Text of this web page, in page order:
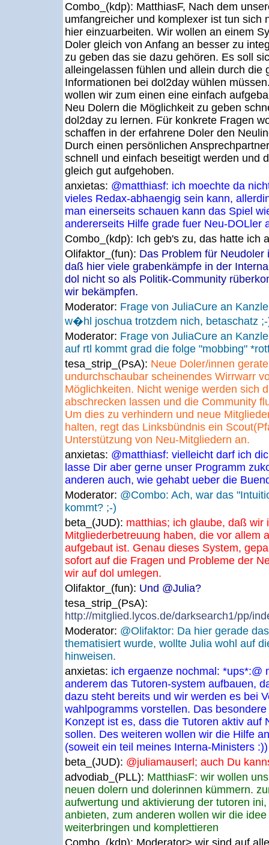
Combo_(kdp): MatthiasF, Nach dem
umfangreicher und komplexer ist tun sich
hier einzuarbeiten. Wir wollen an einem
Doler gleich von Anfang an besser zu
zu geben das sie dazu gehören. Es soll
alleingelassen fühlen und allein durch die
Informationen bei dol2day wühlen
wollen wir zum einen eine einfach
Neu Dolern die Möglichkeit zu geben
dol2day zu lernen. Für konkrete Fragen
schaffen in der erfahrene Doler den
Durch einen persönlichen
schnell und einfach beseitigt werden und
gleich gut aufgehoben.
anxietas: @matthiasf: ich moechte da
vieles Redax-abhaengig sein kann,
man einerseits schauen kann das Spiel
andererseits Hilfe grade fuer Neu-DOLler
Combo_(kdp): Ich geb's zu, das hatte ich
Olifaktor_(fun): Das Problem für
daß hier viele grabenkämpfe in der
dol nicht so als Politik-Community
wir bekämpfen.
Moderator: Frage von JuliaCure an
w�hl joschua trotzdem nich, betaschatz
Moderator: Frage von JuliaCure an
auf rtl kommt grad die folge "mobbing"
tesa_strip_(PsA): Neue Doler/innen
undurchschaubar scheinendes Wirrwarr
Möglichkeiten. Nicht wenige werden sich
abschrecken lassen und die Community
Um dies zu verhindern und neue
halten, regt das Linksbündnis ein
Unterstützung von Neu-Mitgliedern an.
anxietas: @matthiasf: vielleicht darf ich
lasse Dir aber gerne unser Programm
anderen auch, wie gehabt ueber die
Moderator: @Combo: Ach, war das
kommt? ;-)
beta_(JUD): matthias; ich glaube, daß wir
Mitgliederbetreuung haben, die vor allem
aufgebaut ist. Genau dieses System,
sofort auf die Fragen und Probleme der
wir auf dol umlegen.
Olifaktor_(fun): Und @Julia?
tesa_strip_(PsA):
http://mitglied.lycos.de/darksearch1/pp/
Moderator: @Olifaktor: Da hier gerade
thematisiert wurde, wollte Julia wohl auf
hinweisen.
anxietas: ich ergaenze nochmal: *ups*:@
anderem das Tutoren-system aufbauen,
dazu steht bereits und wir werden es bei
wahlpogramms vorstellen. Das
Konzept ist es, dass die Tutoren aktiv auf
sollen. Des weiteren wollen wir die Hilfe
(soweit ein teil meines Interna-Ministers :))
beta_(JUD): @juliamauserl; auch Du
advodiab_(PLL): MatthiasF: wir wollen
neuen dolern und dolerinnen kümmern.
aufwertung und aktivierung der tutoren
anbieten, zum anderen wollen wir die
weiterbringen und komplettieren
Combo_(kdp): Moderator> wir sind auf